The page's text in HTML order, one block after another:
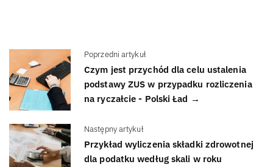
Poprzedni artykuł
Czym jest przychód dla celu ustalenia
podstawy ZUS w przypadku rozliczenia
na ryczałcie - Polski Ład →
Następny artykuł
Przykład wyliczenia składki zdrowotnej
dla podatku według skali w roku